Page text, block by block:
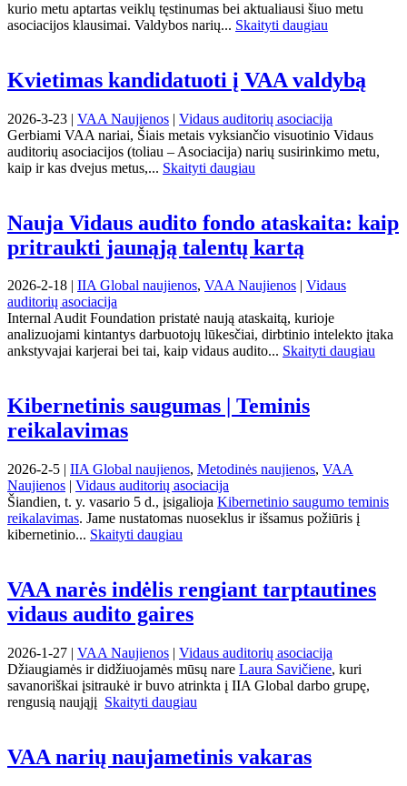
kurio metu aptartas veiklų tęstinumas bei aktualiausi šiuo metu
asociacijos klausimai. Valdybos narių... Skaityti daugiau
Kvietimas kandidatuoti į VAA valdybą
2026-3-23 | VAA Naujienos | Vidaus auditorių asociacija
Gerbiami VAA nariai, Šiais metais vyksiančio visuotinio Vidaus
auditorių asociacijos (toliau – Asociacija) narių susirinkimo metu,
kaip ir kas dvejus metus,... Skaityti daugiau
Nauja Vidaus audito fondo ataskaita: kaip
pritraukti jaunąją talentų kartą
2026-2-18 | IIA Global naujienos, VAA Naujienos
Vidaus
auditorių asociacija
Internal Audit Foundation pristatė naują ataskaitą, kurioje
analizuojami kintantys darbuotojų lūkesčiai, dirbtinio intelekto įtaka
ankstyvajai karjerai bei tai, kaip vidaus audito... Skaityti daugiau
Kibernetinis saugumas | Teminis
reikalavimas
2026-2-5 | IIA Global naujienos, Metodinės naujienos, VAA
Naujienos | Vidaus auditorių asociacija
Šiandien, t. y. vasario 5 d., įsigalioja Kibernetinio saugumo teminis
reikalavimas. Jame nustatomas nuoseklus ir išsamus požiūris į
kibernetinio... Skaityti daugiau
VAA narės indėlis rengiant tarptautines
vidaus audito gaires
2026-1-27 | VAA Naujienos | Vidaus auditorių asociacija
Džiaugiamės ir didžiuojamės mūsų nare Laura Savičiene, kuri
savanoriškai įsitraukė ir buvo atrinkta į IIA Global darbo grupę,
rengusią naująjį Skaityti daugiau
VAA narių naujametinis vakaras